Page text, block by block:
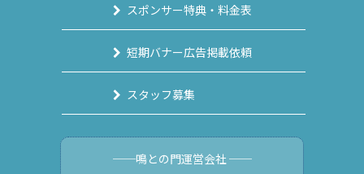
スポンサー特典・料金表
短期バナー広告掲載依頼
スタッフ募集
──鳴との門運営会社 ──